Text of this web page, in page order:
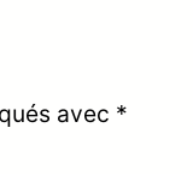
avec *